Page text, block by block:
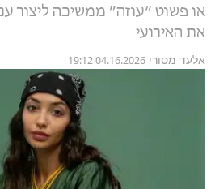
או פשוט “עוזה” ממשיכה ליצור
את האירועי
אלעד מסורי 04.16.2026 19:12